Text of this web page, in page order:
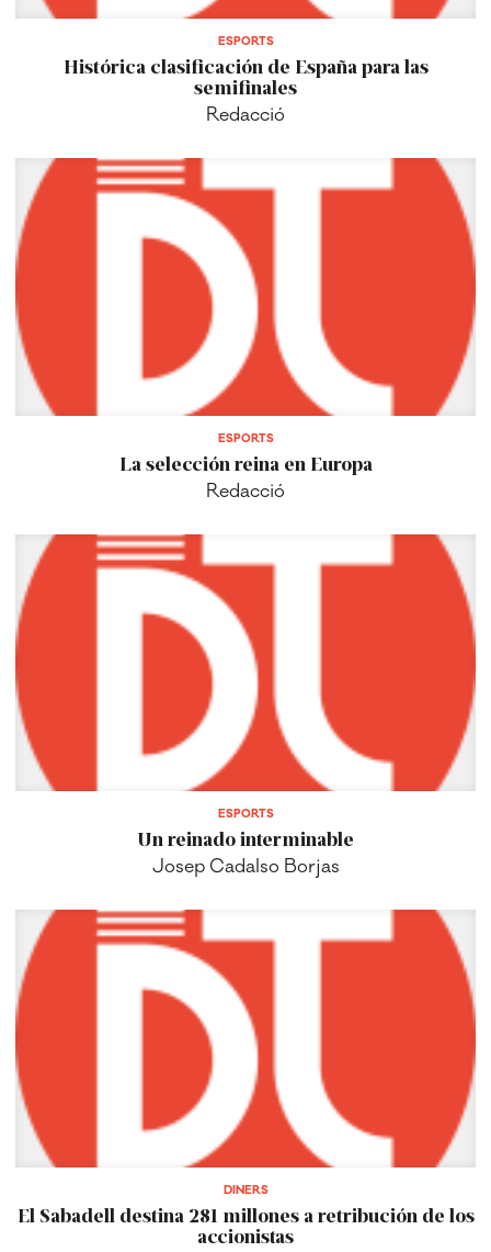
ESPORTS
Histórica clasificación de España para las
semifinales
Redacció
ESPORTS
La selección reina en Europa
Redacció
ESPORTS
Un reinado interminable
Josep Cadalso Borjas
DINERS
El Sabadell destina 281 millones a retribución de los
accionistas